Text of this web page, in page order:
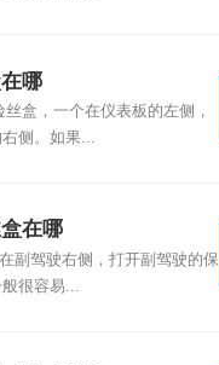
哪
盒，一个在仪表板的左侧，
侧。如果...
在哪
副驾驶右侧，打开副驾驶的保
很容易...